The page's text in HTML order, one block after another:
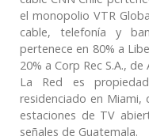
el monopolio VTR
cable, telefonía y
pertenece en 80% a
20% a Corp Rec S.A.,
La Red es
residenciado en
estaciones de TV
señales de Guatemala.